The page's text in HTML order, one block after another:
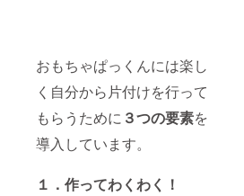
おもちゃぱっくんには楽し
く自分から片付けを行って
もらうために ３つの要素を
導入しています。
１．作ってわくわく！